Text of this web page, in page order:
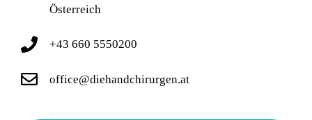
Österreich
+43 660 5550200
office@diehandchirurgen.at